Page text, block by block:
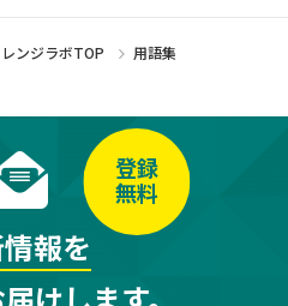
ンジラボTOP
用語集
報を
登録
無料